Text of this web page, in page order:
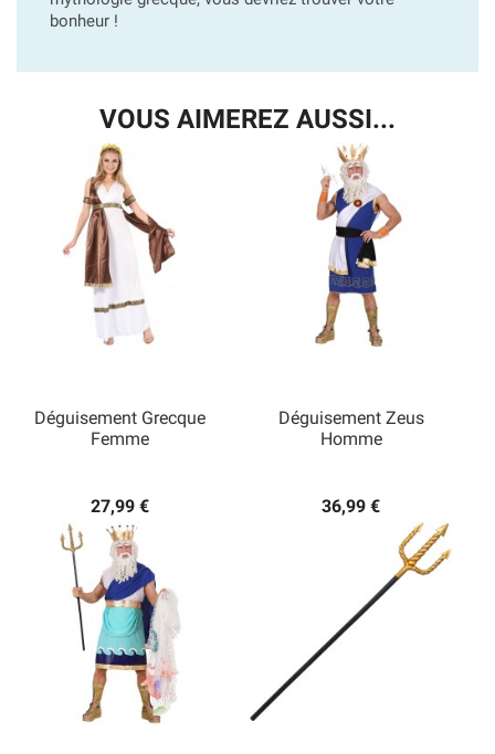
bonheur !
VOUS AIMEREZ AUSSI...
Déguisement Grecque
Femme
27,99 €
Déguisement Zeus
Homme
36,99 €